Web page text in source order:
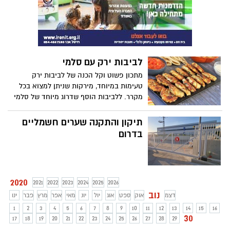
לביבות ירק עם סלמי
מתכון פשוט וקל הכנה של לביבות ירק
טעימות במיוחד, מירקות שניתן למצוא בכל
מקרר. ללביבות הוסף שדרוג מיוחד של סלמי
ליותר טעימות. 10 דקות הכנה ויש צלחת
מלאה לביבות זהובות ומענגות על השולחן.
תיקון והתקנה שערים חשמליים
בדרום
2020 2021 2022 2023 2024 2025
2026
ינו
פבר מרץ אפר מאי יונ יול אוג ספט אוק נוב
דצמ
1
2 3 4 5 6 7 8 9 10 11 12 13 14 15
16
17
18 19 20 21 22 23 24 25 26 27 28 29 30